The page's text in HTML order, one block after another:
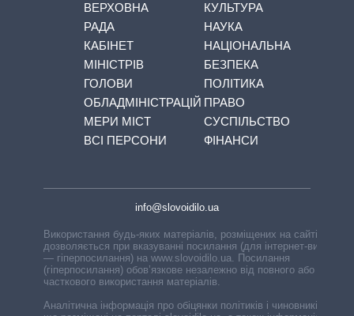
ВЕРХОВНА
РАДА
КАБІНЕТ
МІНІСТРІВ
ГОЛОВИ
ОБЛАДМІНІСТРАЦІЙ
МЕРИ МІСТ
ВСІ ПЕРСОНИ
КУЛЬТУРА
НАУКА
НАЦІОНАЛЬНА
БЕЗПЕКА
ПОЛІТИКА
ПРАВО
СУСПІЛЬСТВО
ФІНАНСИ
info@slovoidilo.ua
Використання будь-яких матеріалів, розміщених на сайті,
дозволяється при вказуванні посилання (для інтернет-видань
— гіперпосилання) на www.slovoidilo.ua. Посилання
(гіперпосилання) обов’язкове незалежно від повного або
часткового використання матеріалів.
Аналітична інформація про обіцянки політиків і чиновників,